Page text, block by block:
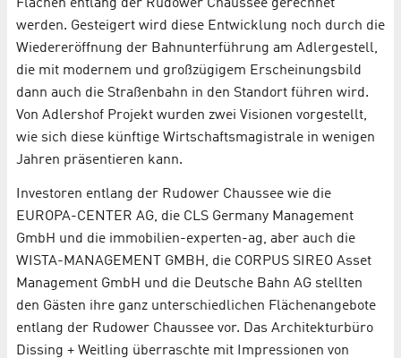
Flächen entlang der Rudower Chaussee gerechnet
werden. Gesteigert wird diese Entwicklung noch durch die
Wiedereröffnung der Bahnunterführung am Adlergestell,
die mit modernem und großzügigem Erscheinungsbild
dann auch die Straßenbahn in den Standort führen wird.
Von Adlershof Projekt wurden zwei Visionen vorgestellt,
wie sich diese künftige Wirtschaftsmagistrale in wenigen
Jahren präsentieren kann.
Investoren entlang der Rudower Chaussee wie die
EUROPA-CENTER AG, die CLS Germany Management
GmbH und die immobilien-experten-ag, aber auch die
WISTA-MANAGEMENT GMBH, die CORPUS SIREO Asset
Management GmbH und die Deutsche Bahn AG stellten
den Gästen ihre ganz unterschiedlichen Flächenangebote
entlang der Rudower Chaussee vor. Das Architekturbüro
Dissing + Weitling überraschte mit Impressionen von